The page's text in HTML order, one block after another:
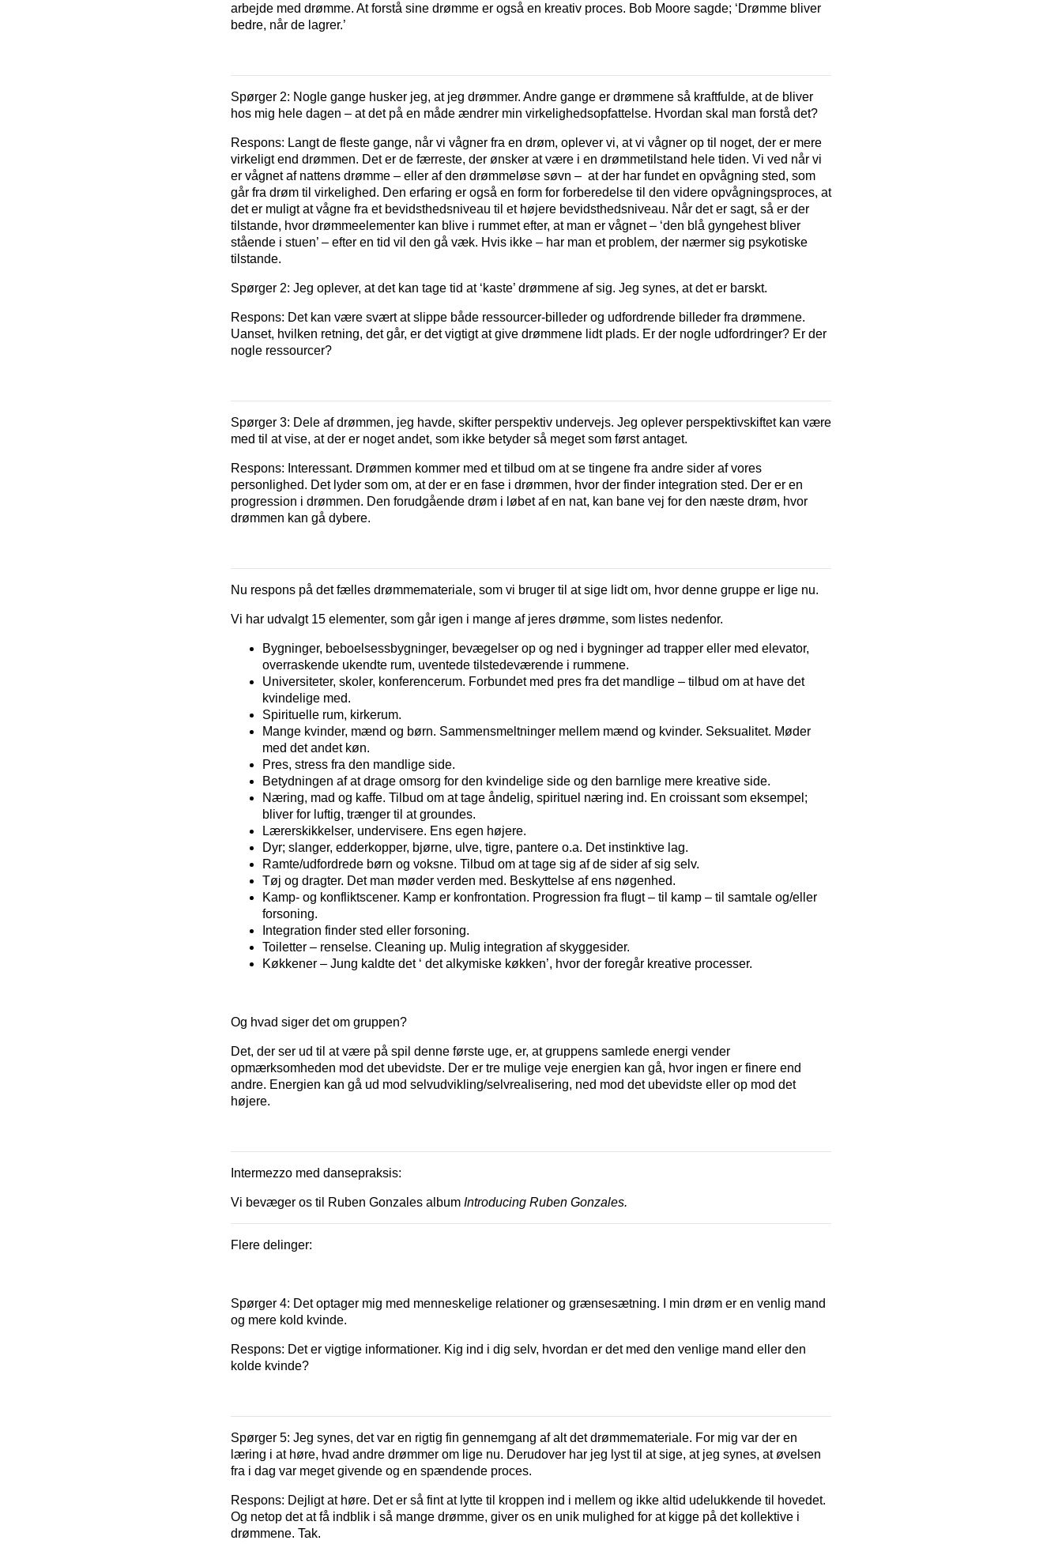
arbejde med drømme. At forstå sine drømme er også en kreativ proces. Bob Moore sagde; ‘Drømme bliver
bedre, når de lagrer.’
Spørger 2: Nogle gange husker jeg, at jeg drømmer. Andre gange er drømmene så kraftfulde, at de bliver
hos mig hele dagen – at det på en måde ændrer min virkelighedsopfattelse. Hvordan skal man forstå det?
Respons: Langt de fleste gange, når vi vågner fra en drøm, oplever vi, at vi vågner op til noget, der er mere
virkeligt end drømmen. Det er de færreste, der ønsker at være i en drømmetilstand hele tiden. Vi ved når vi
er vågnet af nattens drømme – eller af den drømmeløse søvn – at der har fundet en opvågning sted, som
går fra drøm til virkelighed. Den erfaring er også en form for forberedelse til den videre opvågningsproces, at
det er muligt at vågne fra et bevidsthedsniveau til et højere bevidsthedsniveau. Når det er sagt, så er der
tilstande, hvor drømmeelementer kan blive i rummet efter, at man er vågnet – ‘den blå gyngehest bliver
stående i stuen’ – efter en tid vil den gå væk. Hvis ikke – har man et problem, der nærmer sig psykotiske
tilstande.
Spørger 2: Jeg oplever, at det kan tage tid at ‘kaste’ drømmene af sig. Jeg synes, at det er barskt.
Respons: Det kan være svært at slippe både ressourcer-billeder og udfordrende billeder fra drømmene.
Uanset, hvilken retning, det går, er det vigtigt at give drømmene lidt plads. Er der nogle udfordringer? Er der
nogle ressourcer?
Spørger 3: Dele af drømmen, jeg havde, skifter perspektiv undervejs. Jeg oplever perspektivskiftet kan være
med til at vise, at der er noget andet, som ikke betyder så meget som først antaget.
Respons: Interessant. Drømmen kommer med et tilbud om at se tingene fra andre sider af vores
personlighed. Det lyder som om, at der er en fase i drømmen, hvor der finder integration sted. Der er en
progression i drømmen. Den forudgående drøm i løbet af en nat, kan bane vej for den næste drøm, hvor
drømmen kan gå dybere.
Nu respons på det fælles drømmemateriale, som vi bruger til at sige lidt om, hvor denne gruppe er lige nu.
Vi har udvalgt 15 elementer, som går igen i mange af jeres drømme, som listes nedenfor.
Bygninger, beboelsessbygninger, bevægelser op og ned i bygninger ad trapper eller med elevator,
overraskende ukendte rum, uventede tilstedeværende i rummene.
Universiteter, skoler, konferencerum. Forbundet med pres fra det mandlige – tilbud om at have det
kvindelige med.
Spirituelle rum, kirkerum.
Mange kvinder, mænd og børn. Sammensmeltninger mellem mænd og kvinder. Seksualitet. Møder
med det andet køn.
Pres, stress fra den mandlige side.
Betydningen af at drage omsorg for den kvindelige side og den barnlige mere kreative side.
Næring, mad og kaffe. Tilbud om at tage åndelig, spirituel næring ind. En croissant som eksempel;
bliver for luftig, trænger til at groundes.
Lærerskikkelser, undervisere. Ens egen højere.
Dyr; slanger, edderkopper, bjørne, ulve, tigre, pantere o.a. Det instinktive lag.
Ramte/udfordrede børn og voksne. Tilbud om at tage sig af de sider af sig selv.
Tøj og dragter. Det man møder verden med. Beskyttelse af ens nøgenhed.
Kamp- og konfliktscener. Kamp er konfrontation. Progression fra flugt – til kamp – til samtale og/eller
forsoning.
Integration finder sted eller forsoning.
Toiletter – renselse. Cleaning up. Mulig integration af skyggesider.
Køkkener – Jung kaldte det ‘ det alkymiske køkken’, hvor der foregår kreative processer.
Og hvad siger det om gruppen?
Det, der ser ud til at være på spil denne første uge, er, at gruppens samlede energi vender
opmærksomheden mod det ubevidste. Der er tre mulige veje energien kan gå, hvor ingen er finere end
andre. Energien kan gå ud mod selvudvikling/selvrealisering, ned mod det ubevidste eller op mod det
højere.
Intermezzo med dansepraksis:
Vi bevæger os til Ruben Gonzales album Introducing Ruben Gonzales.
Flere delinger:
Spørger 4: Det optager mig med menneskelige relationer og grænsesætning. I min drøm er en venlig mand
og mere kold kvinde.
Respons: Det er vigtige informationer. Kig ind i dig selv, hvordan er det med den venlige mand eller den
kolde kvinde?
Spørger 5: Jeg synes, det var en rigtig fin gennemgang af alt det drømmemateriale. For mig var der en
læring i at høre, hvad andre drømmer om lige nu. Derudover har jeg lyst til at sige, at jeg synes, at øvelsen
fra i dag var meget givende og en spændende proces.
Respons: Dejligt at høre. Det er så fint at lytte til kroppen ind i mellem og ikke altid udelukkende til hovedet.
Og netop det at få indblik i så mange drømme, giver os en unik mulighed for at kigge på det kollektive i
drømmene. Tak.